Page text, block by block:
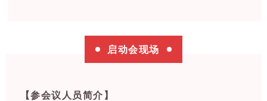
启动会现场
【参会议人员简介】